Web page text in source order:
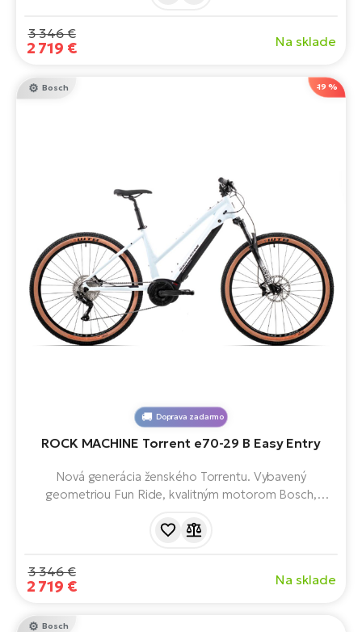
3 346 €
2 719 € Na sklade
-19 %
Bosch
Doprava zadarmo
ROCK MACHINE Torrent e70-29 B Easy Entry
Nová generácia ženského Torrentu. Vybavený
geometriou Fun Ride, kvalitným motorom Bosch,
a radením microSHIFT Advent. Rýchle 29" kolesá. Ideálny
elektrobicykel na každodenné používanie.
3 346 €
2 719 € Na sklade
Bosch